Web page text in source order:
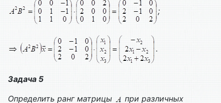
;
.
Задача 5
Определить ранг матрицы
при различных